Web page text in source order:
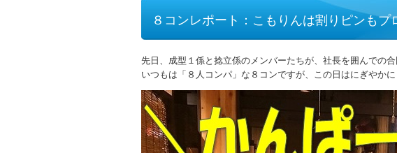
８コンレポート：こもりんは割りピンもプ
先日、成型１係と捻立係のメンバーたちが、社長を囲んでの
いつもは「８人コンパ」な８コンですが、この日はにぎやか